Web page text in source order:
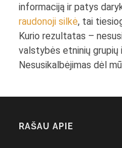
informaciją ir patys
raudonoji silkė, tai
Kurio rezultatas –
valstybės etninių grupių
Nesusikalbėjimas dėl
RAŠAU APIE